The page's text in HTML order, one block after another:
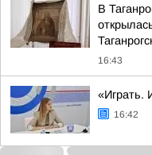
В
16:43
«Играть.
16:42